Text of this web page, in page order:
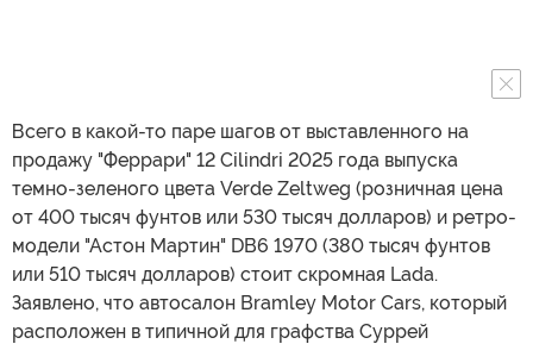
Всего в какой-то паре шагов от выставленного на
продажу "Феррари" 12 Cilindri 2025 года выпуска
темно-зеленого цвета Verde Zeltweg (розничная цена
от 400 тысяч фунтов или 530 тысяч долларов) и ретро-
модели "Астон Мартин" DB6 1970 (380 тысяч фунтов
или 510 тысяч долларов) стоит скромная Lada.
Заявлено, что автосалон Bramley Motor Cars, который
расположен в типичной для графства Суррей